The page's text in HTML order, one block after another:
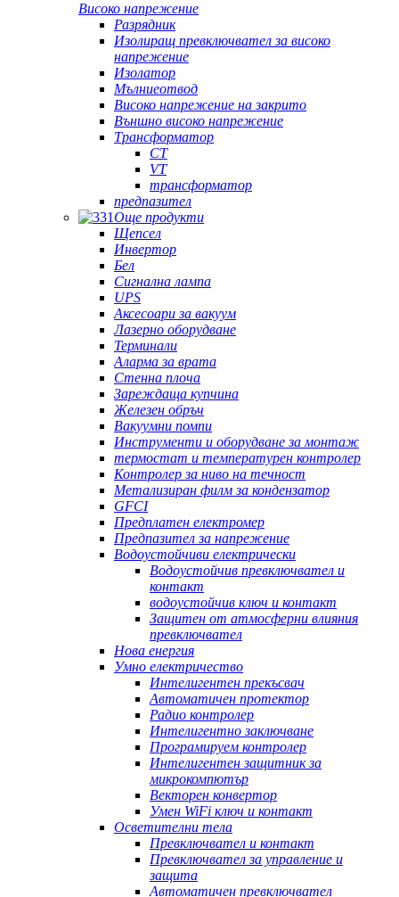
Високо напрежение
Разрядник
Изолиращ превключвател за високо
напрежение
Изолатор
Мълниеотвод
Високо напрежение на закрито
Външно високо напрежение
Трансформатор
CT
VT
трансформатор
предпазител
Още продукти
Щепсел
Инвертор
Бел
Сигнална лампа
UPS
Аксесоари за вакуум
Лазерно оборудване
Терминали
Аларма за врата
Стенна плоча
Зареждаща купчина
Железен обръч
Вакуумни помпи
Инструменти и оборудване за монтаж
термостат и температурен контролер
Контролер за ниво на течност
Метализиран филм за кондензатор
GFCI
Предплатен електромер
Предпазител за напрежение
Водоустойчиви електрически
Водоустойчив превключвател и
контакт
водоустойчив ключ и контакт
Защитен от атмосферни влияния
превключвател
Нова енергия
Умно електричество
Интелигентен прекъсвач
Автоматичен протектор
Радио контролер
Интелигентно заключване
Програмируем контролер
Интелигентен защитник за
микрокомпютър
Векторен конвертор
Умен WiFi ключ и контакт
Осветителни тела
Превключвател и контакт
Превключвател за управление и
защита
Автоматичен превключвател